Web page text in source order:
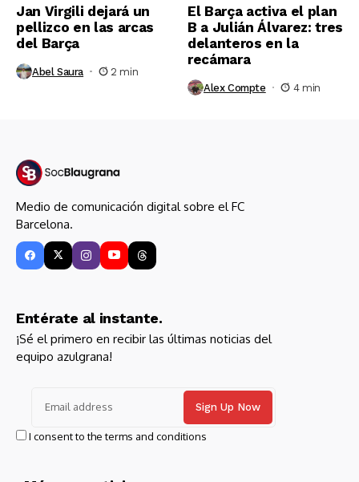
Jan Virgili dejará un
pellizco en las arcas
del Barça
Abel Saura 2 min
El Barça activa el plan
B a Julián Álvarez: tres
delanteros en la
recámara
Alex Compte 4 min
Medio de comunicación digital sobre el FC
Barcelona.
Entérate al instante.
¡Sé el primero en recibir las últimas noticias del
equipo azulgrana!
I consent to the terms and conditions